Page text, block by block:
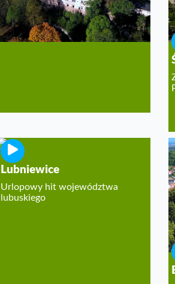
Lubniewice
Urlopowy hit województwa
lubuskiego